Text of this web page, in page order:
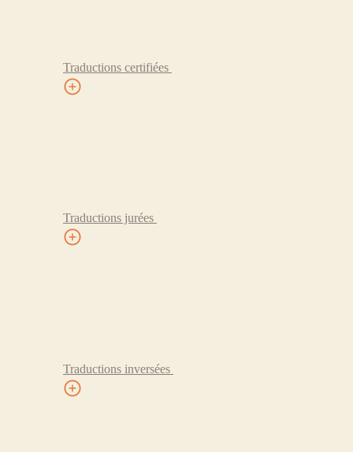
Traductions certifiées
Traductions jurées
Traductions inversées